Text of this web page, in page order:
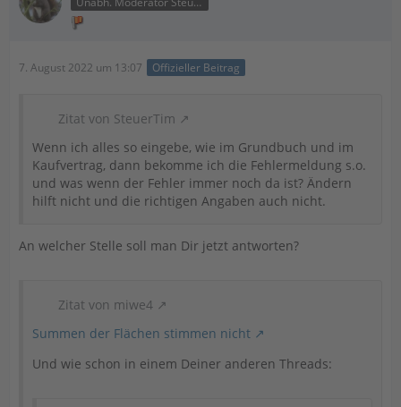
7. August 2022 um 13:07 Offizieller Beitrag
Zitat von SteuerTim
Wenn ich alles so eingebe, wie im Grundbuch und im
Kaufvertrag, dann bekomme ich die Fehlermeldung s.o.
und was wenn der Fehler immer noch da ist? Ändern
hilft nicht und die richtigen Angaben auch nicht.
An welcher Stelle soll man Dir jetzt antworten?
Zitat von miwe4
Summen der Flächen stimmen nicht
Und wie schon in einem Deiner anderen Threads: